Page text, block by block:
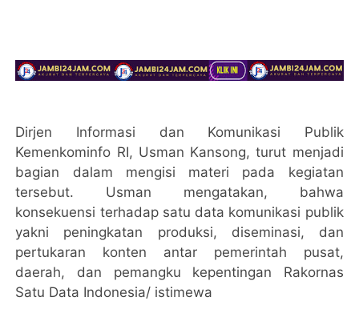
Dirjen Informasi dan Komunikasi Publik
Kemenkominfo RI, Usman Kansong, turut menjadi
bagian dalam mengisi materi pada kegiatan
tersebut. Usman mengatakan, bahwa
konsekuensi terhadap satu data komunikasi publik
yakni peningkatan produksi, diseminasi, dan
pertukaran konten antar pemerintah pusat,
daerah, dan pemangku kepentingan Rakornas
Satu Data Indonesia/ istimewa